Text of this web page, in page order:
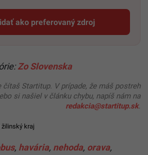
ako preferovaný zdroj
Startitup, odkaz sa otvorí v
Zo Slovenska
čítaš Startitup. V prípade, že máš postreh
si našiel v článku chybu, napíš nám na
redakcia@startitup.sk.
kraj
, havária, nehoda, orava,